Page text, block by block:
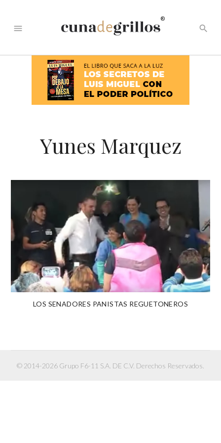
menu
®
search
Yunes Marquez
LOS SENADORES PANISTAS REGUETONEROS
© 2014-2026 Grupo F6-11 S.A. DE C.V. Derechos Reservados.